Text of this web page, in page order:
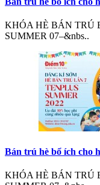
KHÓA HÈ BÁN TRÚ
SUMMER 07–&nbs..
Bán trú hè bổ ích cho
KHÓA HÈ BÁN TRÚ